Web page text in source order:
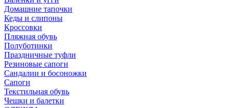
Домашние тапочки
Кеды и слипоны
Кроссовки
Пляжная обувь
Полуботинки
Праздничные туфли
Резиновые сапоги
Сандалии и босоножки
Сапоги
Текстильная обувь
Чешки и балетки